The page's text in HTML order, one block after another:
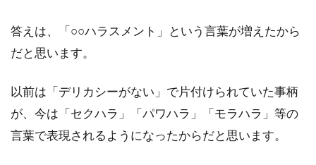
答えは、「○○ハラスメント」という言葉が増えたから
だと思います。
以前は「デリカシーがない」で片付けられていた事柄
が、今は「セクハラ」「パワハラ」「モラハラ」等の
言葉で表現されるようになったからだと思います。